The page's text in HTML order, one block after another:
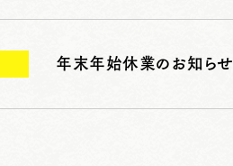
年末年始休業のお知らせ